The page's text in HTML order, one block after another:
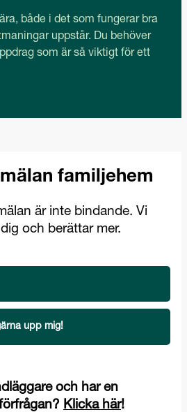
både i det som fungerar bra
uppstår. Du behöver
som är så viktigt för ett